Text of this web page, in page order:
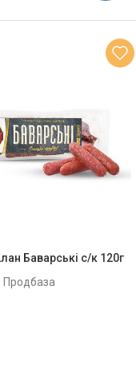
Баварські с/к 120г